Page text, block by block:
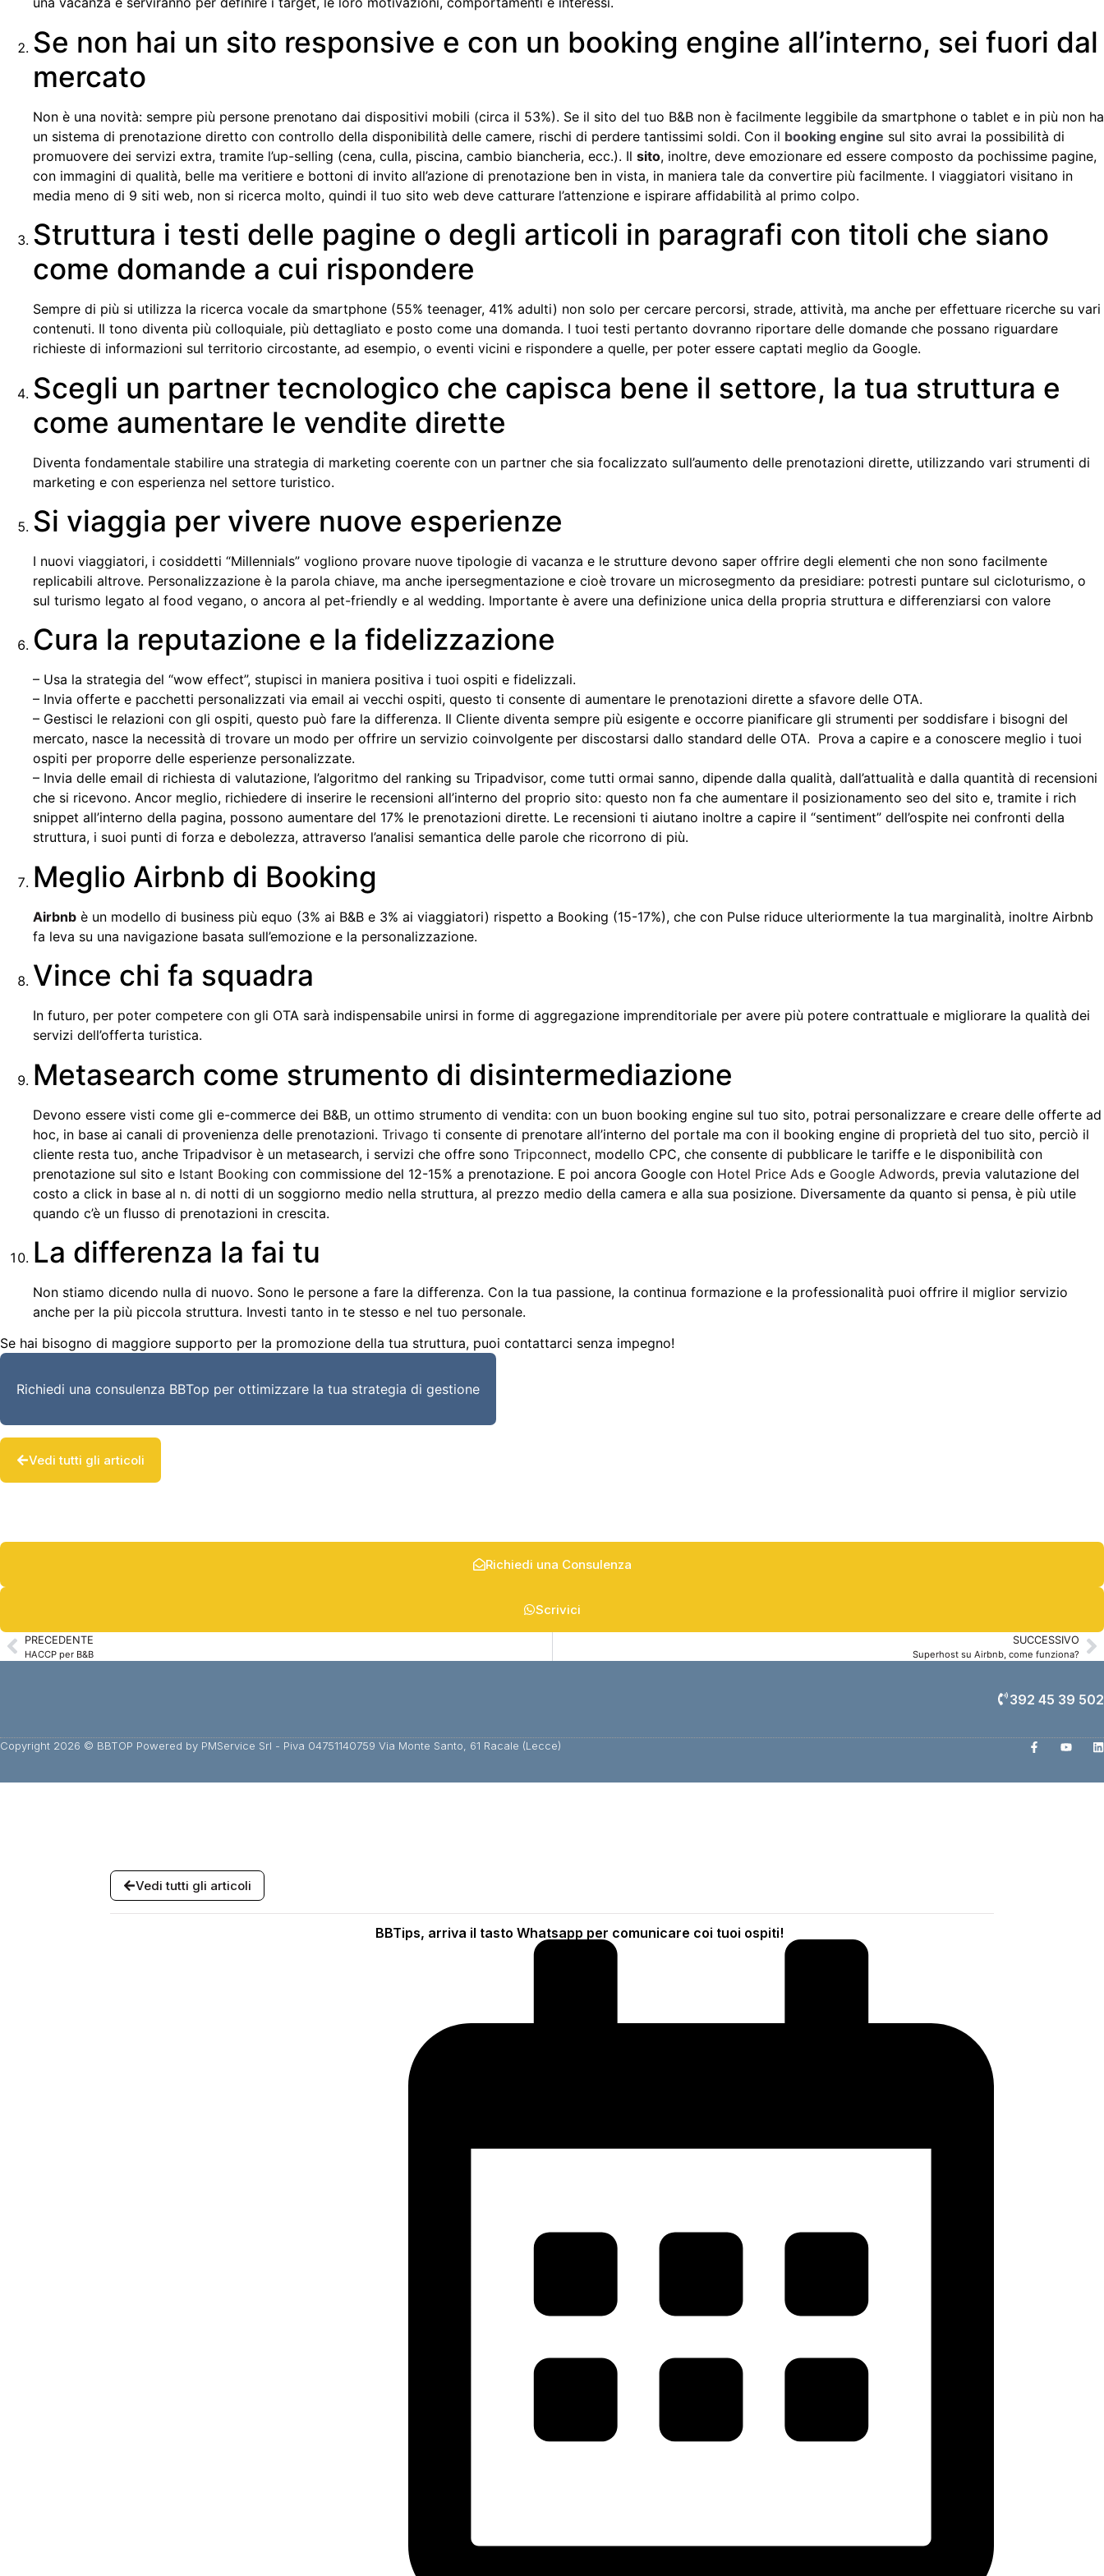
Se non hai un sito responsive e con un booking engine all’interno, sei fuori dal
mercato
Non è una novità: sempre più persone prenotano dai dispositivi mobili (circa il 53%). Se il sito del tuo B&B non è facilmente leggibile da smartphone o tablet e in più non ha
un sistema di prenotazione diretto con controllo della disponibilità delle camere, rischi di perdere tantissimi soldi. Con il booking engine sul sito avrai la possibilità di
promuovere dei servizi extra, tramite l’up-selling (cena, culla, piscina, cambio biancheria, ecc.). Il sito, inoltre, deve emozionare ed essere composto da pochissime pagine,
con immagini di qualità, belle ma veritiere e bottoni di invito all’azione di prenotazione ben in vista, in maniera tale da convertire più facilmente. I viaggiatori visitano in
media meno di 9 siti web, non si ricerca molto, quindi il tuo sito web deve catturare l’attenzione e ispirare affidabilità al primo colpo.
Struttura i testi delle pagine o degli articoli in paragrafi con titoli che siano
come domande a cui rispondere
Sempre di più si utilizza la ricerca vocale da smartphone (55% teenager, 41% adulti) non solo per cercare percorsi, strade, attività, ma anche per effettuare ricerche su vari
contenuti. Il tono diventa più colloquiale, più dettagliato e posto come una domanda. I tuoi testi pertanto dovranno riportare delle domande che possano riguardare
richieste di informazioni sul territorio circostante, ad esempio, o eventi vicini e rispondere a quelle, per poter essere captati meglio da Google.
Scegli un partner tecnologico che capisca bene il settore, la tua struttura e
come aumentare le vendite dirette
Diventa fondamentale stabilire una strategia di marketing coerente con un partner che sia focalizzato sull’aumento delle prenotazioni dirette, utilizzando vari strumenti di
marketing e con esperienza nel settore turistico.
Si viaggia per vivere nuove esperienze
I nuovi viaggiatori, i cosiddetti “Millennials” vogliono provare nuove tipologie di vacanza e le strutture devono saper offrire degli elementi che non sono facilmente
replicabili altrove. Personalizzazione è la parola chiave, ma anche ipersegmentazione e cioè trovare un microsegmento da presidiare: potresti puntare sul cicloturismo, o
sul turismo legato al food vegano, o ancora al pet-friendly e al wedding. Importante è avere una definizione unica della propria struttura e differenziarsi con valore
Cura la reputazione e la fidelizzazione
– Usa la strategia del “wow effect”, stupisci in maniera positiva i tuoi ospiti e fidelizzali.
– Invia offerte e pacchetti personalizzati via email ai vecchi ospiti, questo ti consente di aumentare le prenotazioni dirette a sfavore delle OTA.
– Gestisci le relazioni con gli ospiti, questo può fare la differenza. Il Cliente diventa sempre più esigente e occorre pianificare gli strumenti per soddisfare i bisogni del
mercato, nasce la necessità di trovare un modo per offrire un servizio coinvolgente per discostarsi dallo standard delle OTA. Prova a capire e a conoscere meglio i tuoi
ospiti per proporre delle esperienze personalizzate.
– Invia delle email di richiesta di valutazione, l’algoritmo del ranking su Tripadvisor, come tutti ormai sanno, dipende dalla qualità, dall’attualità e dalla quantità di recensioni
che si ricevono. Ancor meglio, richiedere di inserire le recensioni all’interno del proprio sito: questo non fa che aumentare il posizionamento seo del sito e, tramite i rich
snippet all’interno della pagina, possono aumentare del 17% le prenotazioni dirette. Le recensioni ti aiutano inoltre a capire il “sentiment” dell’ospite nei confronti della
struttura, i suoi punti di forza e debolezza, attraverso l’analisi semantica delle parole che ricorrono di più.
Meglio Airbnb di Booking
Airbnb è un modello di business più equo (3% ai B&B e 3% ai viaggiatori) rispetto a Booking (15-17%), che con Pulse riduce ulteriormente la tua marginalità, inoltre Airbnb
fa leva su una navigazione basata sull’emozione e la personalizzazione.
Vince chi fa squadra
In futuro, per poter competere con gli OTA sarà indispensabile unirsi in forme di aggregazione imprenditoriale per avere più potere contrattuale e migliorare la qualità dei
servizi dell’offerta turistica.
Metasearch come strumento di disintermediazione
Devono essere visti come gli e-commerce dei B&B, un ottimo strumento di vendita: con un buon booking engine sul tuo sito, potrai personalizzare e creare delle offerte ad
hoc, in base ai canali di provenienza delle prenotazioni. Trivago ti consente di prenotare all’interno del portale ma con il booking engine di proprietà del tuo sito, perciò il
cliente resta tuo, anche Tripadvisor è un metasearch, i servizi che offre sono Tripconnect, modello CPC, che consente di pubblicare le tariffe e le disponibilità con
prenotazione sul sito e Istant Booking con commissione del 12-15% a prenotazione. E poi ancora Google con Hotel Price Ads e Google Adwords, previa valutazione del
costo a click in base al n. di notti di un soggiorno medio nella struttura, al prezzo medio della camera e alla sua posizione. Diversamente da quanto si pensa, è più utile
quando c’è un flusso di prenotazioni in crescita.
La differenza la fai tu
Non stiamo dicendo nulla di nuovo. Sono le persone a fare la differenza. Con la tua passione, la continua formazione e la professionalità puoi offrire il miglior servizio
anche per la più piccola struttura. Investi tanto in te stesso e nel tuo personale.
Se hai bisogno di maggiore supporto per la promozione della tua struttura, puoi contattarci senza impegno!
Richiedi una consulenza BBTop per ottimizzare la tua strategia di gestione
Vedi tutti gli articoli
Richiedi una Consulenza
Scrivici
PRECEDENTE
HACCP per B&B
SUCCESSIVO
Superhost su Airbnb, come funziona?
392 45 39 502
Copyright 2026 © BBTOP Powered by PMService Srl - Piva 04751140759 Via Monte Santo, 61 Racale (Lecce)
Vedi tutti gli articoli
BBTips, arriva il tasto Whatsapp per comunicare coi tuoi ospiti!